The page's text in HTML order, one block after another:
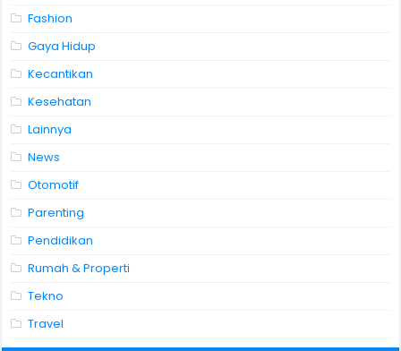
Fashion
Gaya Hidup
Kecantikan
Kesehatan
Lainnya
News
Otomotif
Parenting
Pendidikan
Rumah & Properti
Tekno
Travel